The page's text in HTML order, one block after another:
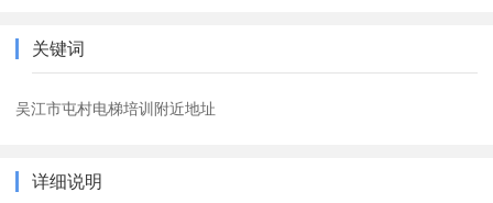
关键词
吴江市屯村电梯培训附近地址
详细说明